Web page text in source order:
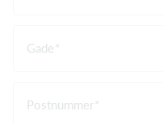
Gade
Postnummer